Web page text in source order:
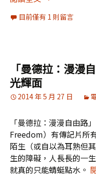
目前僅有 1 則留言
「曼德拉：漫漫
光輝面
2014 年 5 月 27 日
「曼德拉：漫漫自由路
Freedom）有傳記片所
陌生（或自以為耳熟但
生的障礙，人長長的一
就真的只能蜻蜓點水。